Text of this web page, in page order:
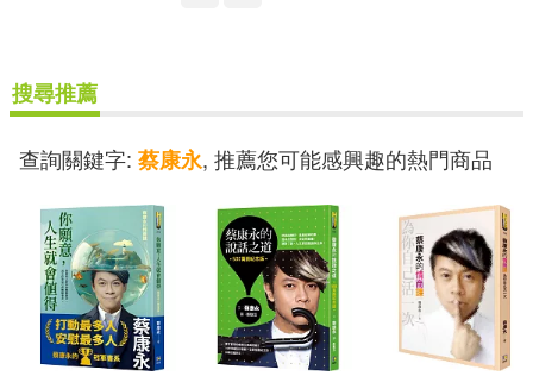
搜尋推薦
查詢關鍵字: 蔡康永, 推薦您可能感興趣的熱門商品